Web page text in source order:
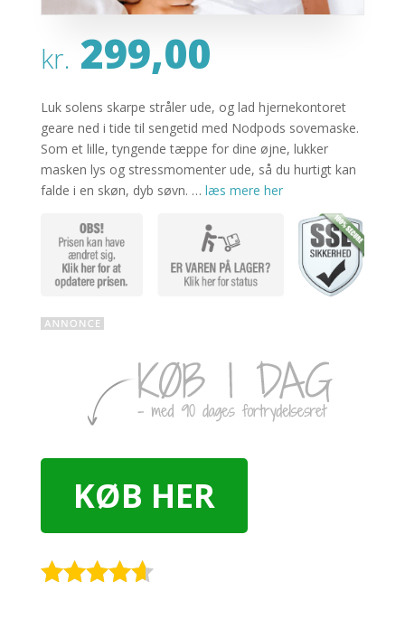
kr. 299,00
Luk solens skarpe stråler ude, og lad hjernekontoret
geare ned i tide til sengetid med Nodpods sovemaske.
Som et lille, tyngende tæppe for dine øjne, lukker
masken lys og stressmomenter ude, så du hurtigt kan
falde i en skøn, dyb søvn. … læs mere her
KØB HER